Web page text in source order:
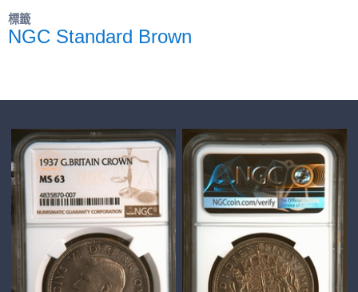
標籤
NGC Standard Brown